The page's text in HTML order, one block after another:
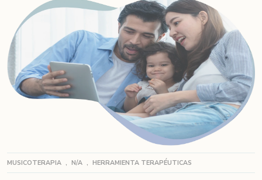
MUSICOTERAPIA , N/A , HERRAMIENTA TERAPÉUTICAS